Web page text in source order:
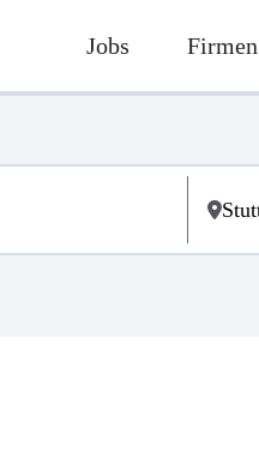
Jobs Firmen